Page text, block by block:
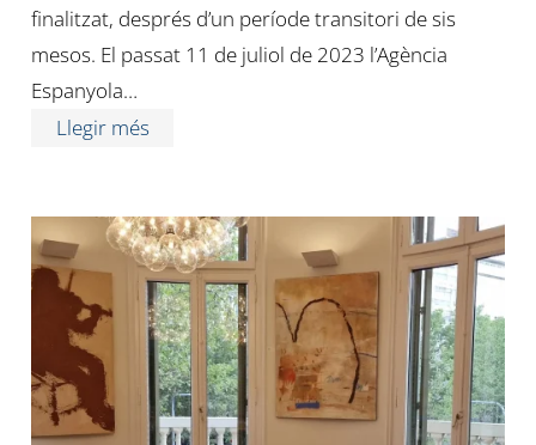
finalitzat, després d’un període transitori de sis
mesos. El passat 11 de juliol de 2023 l’Agència
Espanyola…
Llegir més